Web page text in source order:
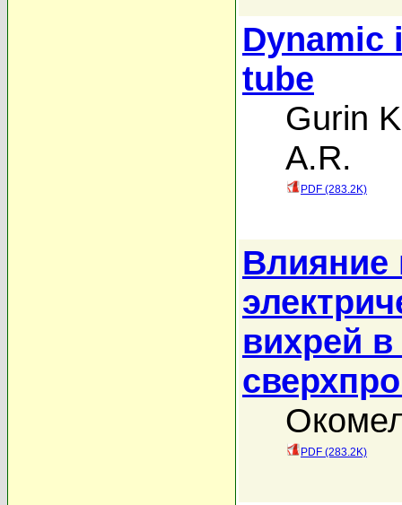
Dynamic
tube
Gurin
A.R.
PDF (283.2K)
Влияние
вихрей в
PDF (283.2K)